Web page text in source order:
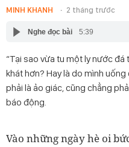
MINH KHANH 2 tháng trước
Nghe đọc bài 5:39
“Tại sao vừa tu một ly nước
khát hơn? Hay là do mình
phải là ảo giác, cũng chẳng
báo động.
Vào những ngày hè oi